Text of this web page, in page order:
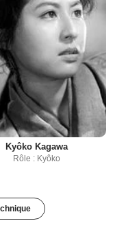
Kyôko Kagawa
Rôle : Kyôko